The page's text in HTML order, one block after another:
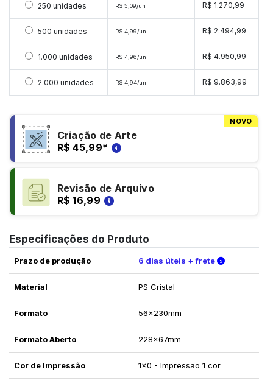
Selecionar 250 unidades
250 unidades R$ 5,09/un R$ 1.270,99
Selecionar 500 unidades
500 unidades R$ 4,99/un R$ 2.494,99
Selecionar 1000 unidades
1.000 unidades R$ 4,96/un R$ 4.950,99
Selecionar 2000 unidades
2.000 unidades R$ 4,94/un R$ 9.863,99
NOVO
Criação de Arte
R$ 45,99*
Revisão de Arquivo
R$ 16,99
Especificações do Produto
Prazo de produção 6 dias úteis + frete Verifique
Material PS Cristal
Formato 56x230mm
Formato Aberto 228x67mm
Cor de Impressão 1x0 - Impressão 1 cor